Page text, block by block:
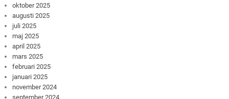
oktober 2025
augusti 2025
juli 2025
maj 2025
april 2025
mars 2025
februari 2025
januari 2025
november 2024
september 2024